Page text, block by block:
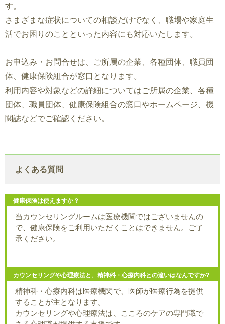
す。
さまざまな症状についての相談だけでなく、職場や家庭生
活でお困りのことといった内容にも対応いたします。
お申込み・お問合せは、ご所属の企業、各種団体、職員団
体、健康保険組合が窓口となります。
利用内容や対象などの詳細についてはご所属の企業、各種
団体、職員団体、健康保険組合の窓口やホームページ、機
関誌などでご確認ください。
よくある質問
健康保険は使えますか？
当カウンセリングルームは医療機関ではございませんの
で、健康保険をご利用いただくことはできません。ご了
承ください。
カウンセリングや心理療法と、精神科・心療内科との違いはなんですか?
精神科・心療内科は医療機関で、医師が医療行為を提供
することが主となります。
カウンセリングや心理療法は、こころのケアの専門職で